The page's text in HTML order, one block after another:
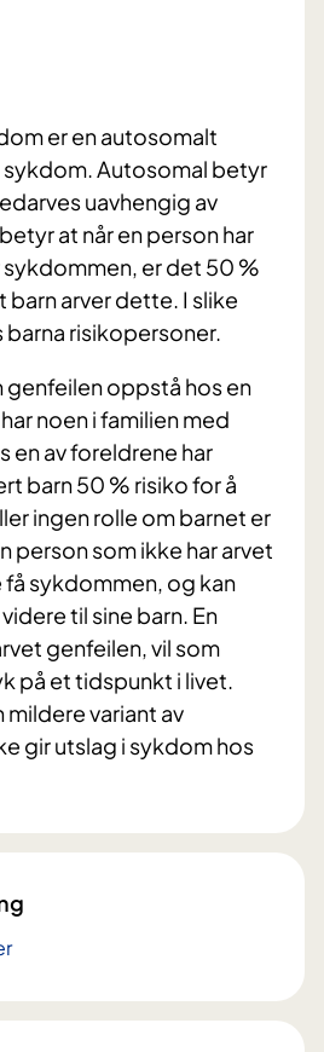
er en autosomalt
Autosomal betyr
uavhengig av
at når en person har
er det 50 %
barn arver dette. I slike
barna risikopersoner.
genfeilen oppstå hos en
noen i familien med
en av foreldrene har
barn 50 % risiko for å
ingen rolle om barnet er
person som ikke har arvet
få sykdommen, og kan
til sine barn. En
genfeilen, vil som
på et tidspunkt i livet.
mildere variant av
gir utslag i sykdom hos